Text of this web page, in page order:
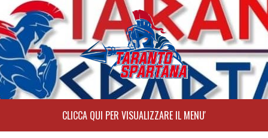
Skip
to
content